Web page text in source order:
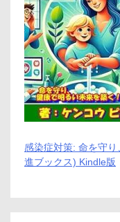
感染症対策: 命を守
進ブックス) Kindle版